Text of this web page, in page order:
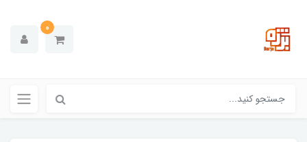
0